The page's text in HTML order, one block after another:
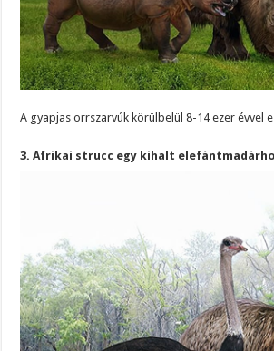
A gyapjas orrszarvúk körülbelül 8-14 ezer évvel
3. Afrikai strucc egy kihalt